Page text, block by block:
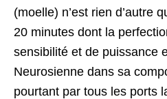
(moelle) n’est rien d’autre
20 minutes dont la
sensibilité et de puissance
Neurosienne dans sa
pourtant par tous les ports